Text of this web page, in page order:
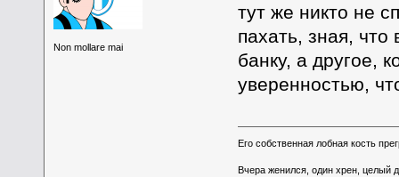
Non mollare mai
тут же никто не
пахать, зная,
банку, а другое,
уверенностью,
Его собственная лобная кость
Вчера женился, один хрен, целый